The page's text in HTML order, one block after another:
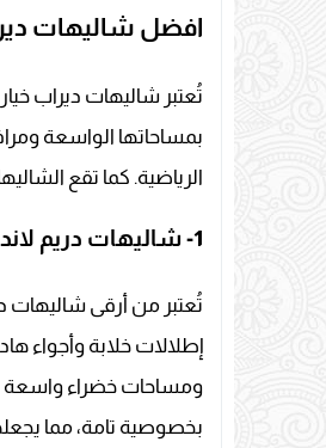
افضل شاليهات ديراب
تُعتبر شاليهات ديراب
بمساحاتها الواسعة
الرياضية. كما تقع
1- شاليهات دريم لاند
تُعتبر من أرقى شاليهات
إطلالات خلابة وأجواء
ومساحات خضراء واسعة
بخصوصية تامة، مما